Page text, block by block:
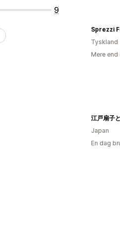
9
Sprezzi
Tyskland
Mere end
Japan
En dag